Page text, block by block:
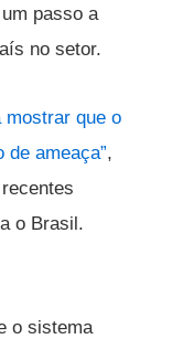
passo a
no setor.
mostrar que o
de ameaça”,
o Brasil.
o sistema